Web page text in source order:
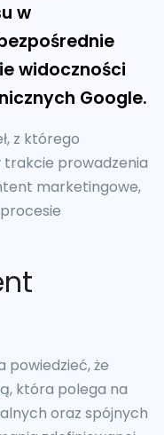
w
widoczności
Google.
z którego
trakcie prowadzenia
marketingowe,
powiedzieć, że
która polega na
oraz spójnych